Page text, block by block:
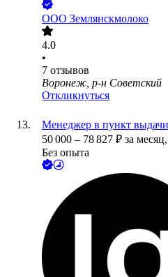
ООО Землянскмолоко
4.0
•
7 отзывов
Воронеж, р-н Советский
Откликнуться
Менеджер в пункт выдачи
50 000 – 78 827 ₽ за месяц,
Без опыта